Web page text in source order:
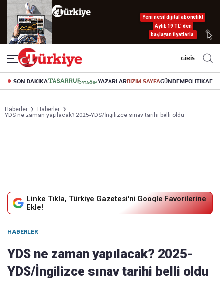
Yeni nesil dijital abonelik!
Aylık 19 TL’ den
başlayan fiyatlarla.
GİRİŞ
SON DAKİKA YAZARLARBİZİM SAYFAGÜNDEMPOLİTİKA
Haberler
Haberler
YDS ne zaman yapılacak? 2025-YDS/İngilizce sınav tarihi belli oldu
Linke Tıkla, Türkiye Gazetesi'ni Google Favorilerine
Ekle!
HABERLER
YDS ne zaman yapılacak? 2025-
YDS/İngilizce sınav tarihi belli oldu